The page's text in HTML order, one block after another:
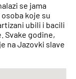
se jama
koje su
ubili i bacili
Svake godine,
na Jazovki slave